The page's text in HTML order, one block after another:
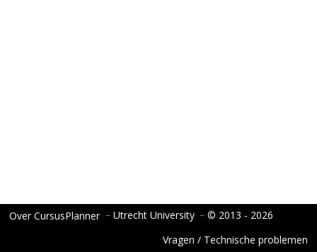
Over CursusPlanner − Utrecht University − © 2013 - 2026
Vragen / Technische problemen